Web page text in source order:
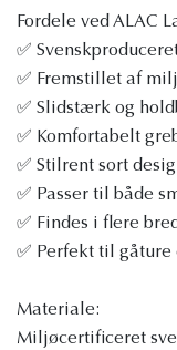
Fordele ved ALAC
✅
✅ Fremstillet af
✅ Slidstærk og
✅ Komfortabelt
✅ Stilrent sort
✅ Passer til både
✅ Findes i flere
✅ Perfekt til
Materiale:
Miljøcertificeret